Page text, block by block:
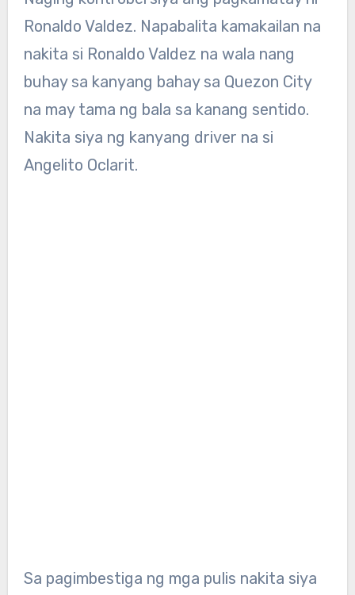
Ronaldo Valdez. Napabalita kamakailan na
nakita si Ronaldo Valdez na wala nang
buhay sa kanyang bahay sa Quezon City
na may tama ng bala sa kanang sentido.
Nakita siya ng kanyang driver na si
Angelito Oclarit.
Sa pagimbestiga ng mga pulis nakita siya